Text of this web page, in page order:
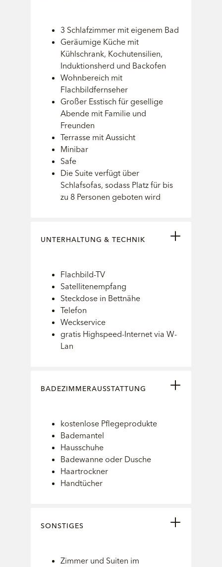
3 Schlafzimmer mit eigenem Bad
Geräumige Küche mit
Kühlschrank, Kochutensilien,
Induktionsherd und Backofen
Wohnbereich mit
Flachbildfernseher
Großer Esstisch für gesellige
Abende mit Familie und
Freunden
Terrasse mit Aussicht
Minibar
Safe
Die Suite verfügt über
Schlafsofas, sodass Platz für bis
zu 8 Personen geboten wird
UNTERHALTUNG & TECHNIK
Flachbild-TV
Satellitenempfang
Steckdose in Bettnähe
Telefon
Weckservice
gratis Highspeed-Internet via W-
Lan
BADEZIMMERAUSSTATTUNG
kostenlose Pflegeprodukte
Bademantel
Hausschuhe
Badewanne oder Dusche
Haartrockner
Handtücher
SONSTIGES
Zimmer und Suiten im